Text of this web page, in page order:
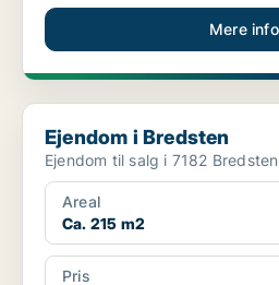
Mere info
Ejendom i Bredsten
Ejendom i Bredsten
Ejendom til salg i 7182 Bredsten
Areal
Ca. 215 m2
Pris